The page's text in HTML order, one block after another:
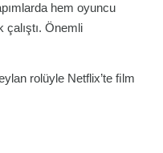
hem oyuncu
çalıştı. Önemli
rolüyle Netflix’te ﬁlm